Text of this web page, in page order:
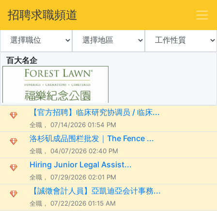
招聘求職頻道
百大名企
【官方招聘】临床研究协调员 / 临床...
全職， 07/14/2026 01:54 PM
洛杉矶成品围栏批发｜The Fence ...
全職， 04/07/2026 02:40 PM
Hiring Junior Legal Assist...
全職， 07/29/2026 02:01 PM
【誠徵會計人員】亞凱迪亞会计事務...
全職， 07/22/2026 01:15 AM